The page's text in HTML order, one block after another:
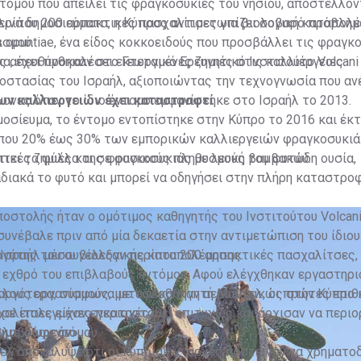
που απειλεί τις φραγκοσυκιές του νησιού,
200 αρπακτικές πασχαλίτσες για βιολογική
δημοσιεύματα, η Κύπρος αντιμετωπίζει σοβαρό
ένα είδος κοκκοειδούς που προσβάλλει τις
έχει προκαλέσει εκτεταμένες ζημιές στις καλλιέργειες.
απευθύνθηκαν στο Γεωργικό Ερευνητικό Ινστιτούτο Volcani
του Ισραήλ, αξιοποιώντας την τεχνογνωσία που
όταν το ίδιο έντομο εμφανίστηκε στο Ισραήλ το 2013.
καλλιεργειών έχει καταστραφεί
το έντομο εντοπίστηκε στην Κύπρο το 2016 και
20% έως 30% των εμπορικών καλλιεργειών φραγκοσυκιά
ζημιές και σε φυσικούς πληθυσμούς του φυτού.
τα φύλλα της φραγκοσυκιάς με λευκή βαμβακώδη ουσία,
το φυτό και μπορεί να οδηγήσει στην πλήρη
ήταν ο ομότιμος καθηγητής του Ινστιτούτου
πριν από μία δεκαετία στην αντιμετώπιση του ίδιου
μέσω βιολογικής καταπολέμησης.
του συνέλεξαν περίπου 200 αρπακτικές πασχαλίτσες,
του επιβλαβούς εντόμου. Αφού ελέγχθηκαν
οργανισμούς, μεταφέρθηκαν αεροπορικώς στην Κύπρο
επιλεγμένες περιοχές.
σύμφωνα με τον καθηγητή Μάντελ, οι πρώτες
είχαν εγκατασταθεί επιτυχώς και άρχισαν να
εντόμου.
δωρεάν»
αποκάλυψε ότι οι κυπριακές αρχές πρότειναν να